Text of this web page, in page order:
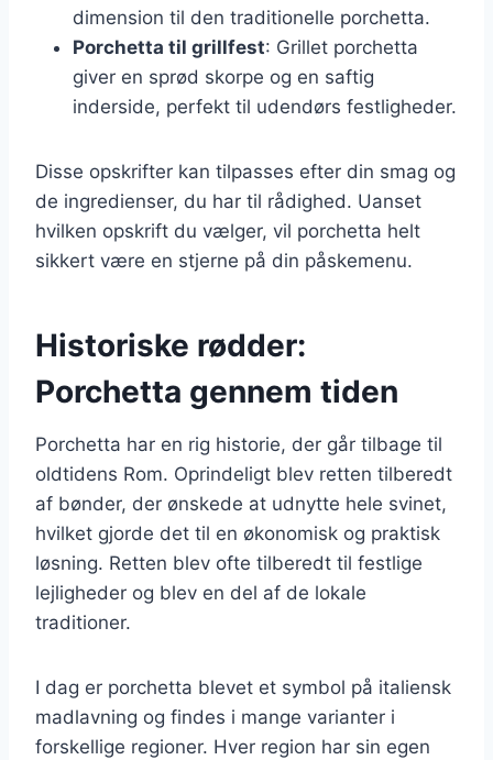
dimension til den traditionelle porchetta.
Porchetta til grillfest: Grillet porchetta
giver en sprød skorpe og en saftig
inderside, perfekt til udendørs festligheder.
Disse opskrifter kan tilpasses efter din smag og
de ingredienser, du har til rådighed. Uanset
hvilken opskrift du vælger, vil porchetta helt
sikkert være en stjerne på din påskemenu.
Historiske rødder:
Porchetta gennem tiden
Porchetta har en rig historie, der går tilbage til
oldtidens Rom. Oprindeligt blev retten tilberedt
af bønder, der ønskede at udnytte hele svinet,
hvilket gjorde det til en økonomisk og praktisk
løsning. Retten blev ofte tilberedt til festlige
lejligheder og blev en del af de lokale
traditioner.
I dag er porchetta blevet et symbol på italiensk
madlavning og findes i mange varianter i
forskellige regioner. Hver region har sin egen